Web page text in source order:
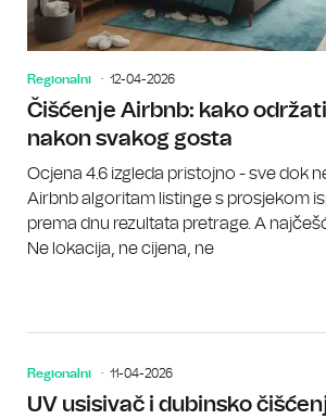
Regionalni 12-04-2026
Čišćenje Airbnb: kako
nakon svakog gosta
Ocjena 4.6 izgleda pristojno - sve dok
Airbnb algoritam listinge s prosjekom
prema dnu rezultata pretrage. A
Ne lokacija, ne cijena, ne
Regionalni 11-04-2026
UV usisivač i dubinsko